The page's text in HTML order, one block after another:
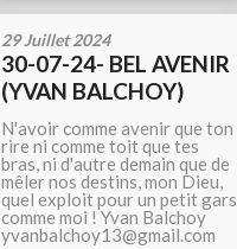
29 Juillet 2024
30-07-24- BEL AVENIR
(YVAN BALCHOY)
N'avoir comme avenir que ton
rire ni comme toit que tes
bras, ni d'autre demain que de
mêler nos destins, mon Dieu,
quel exploit pour un petit gars
comme moi ! Yvan Balchoy
yvanbalchoy13@gmail.com